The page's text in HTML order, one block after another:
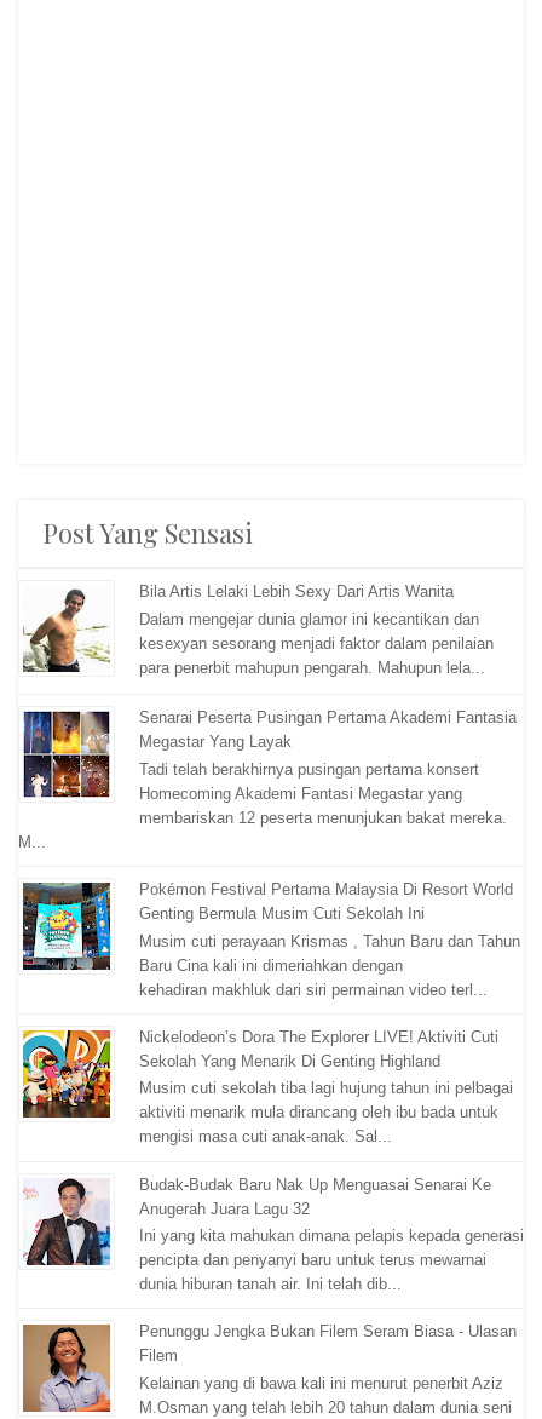
Post Yang Sensasi
Bila Artis Lelaki Lebih Sexy Dari Artis Wanita
Dalam mengejar dunia glamor ini kecantikan dan
kesexyan sesorang menjadi faktor dalam penilaian
para penerbit mahupun pengarah. Mahupun lela...
Senarai Peserta Pusingan Pertama Akademi Fantasia
Megastar Yang Layak
Tadi telah berakhirnya pusingan pertama konsert
Homecoming Akademi Fantasi Megastar yang
membariskan 12 peserta menunjukan bakat mereka.
M...
Pokémon Festival Pertama Malaysia Di Resort World
Genting Bermula Musim Cuti Sekolah Ini
Musim cuti perayaan Krismas , Tahun Baru dan Tahun
Baru Cina kali ini dimeriahkan dengan
kehadiran makhluk dari siri permainan video terl...
Nickelodeon’s Dora The Explorer LIVE! Aktiviti Cuti
Sekolah Yang Menarik Di Genting Highland
Musim cuti sekolah tiba lagi hujung tahun ini pelbagai
aktiviti menarik mula dirancang oleh ibu bada untuk
mengisi masa cuti anak-anak. Sal...
Budak-Budak Baru Nak Up Menguasai Senarai Ke
Anugerah Juara Lagu 32
Ini yang kita mahukan dimana pelapis kepada generasi
pencipta dan penyanyi baru untuk terus mewarnai
dunia hiburan tanah air. Ini telah dib...
Penunggu Jengka Bukan Filem Seram Biasa - Ulasan
Filem
Kelainan yang di bawa kali ini menurut penerbit Aziz
M.Osman yang telah lebih 20 tahun dalam dunia seni